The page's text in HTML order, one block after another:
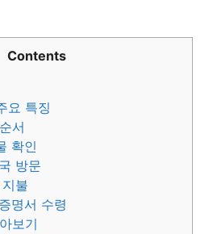
Contents
요 특징
서
확인
방문
불
명서 수령
보기